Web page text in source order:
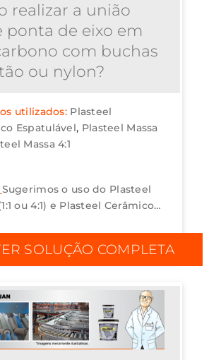
realizar a união
ponta de eixo em
com buchas
ou nylon?
utilizados: Plasteel
Espatulável Plasteel Massa
Massa 4:1
Sugerimos o uso do Plasteel
ou 4:1) e Plasteel Cerâmico
ou nylon. ...
SOLUÇÃO COMPLETA